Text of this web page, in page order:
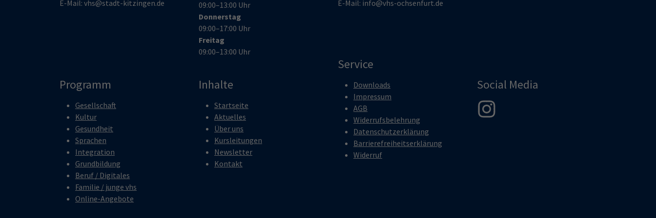
E-Mail: vhs@stadt-kitzingen.de
09:00–13:00 Uhr
Donnerstag
09:00–17:00 Uhr
Freitag
09:00–13:00 Uhr
E-Mail: info@vhs-ochsenfurt.de
Programm
Gesellschaft
Kultur
Gesundheit
Sprachen
Integration
Grundbildung
Beruf / Digitales
Familie / junge vhs
Online-Angebote
Inhalte
Startseite
Aktuelles
Über uns
Kursleitungen
Newsletter
Kontakt
Service
Downloads
Impressum
AGB
Widerrufsbelehrung
Datenschutzerklärung
Barrierefreiheitserklärung
Widerruf
Social Media